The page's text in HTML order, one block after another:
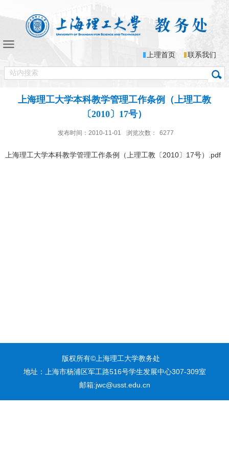
上理首页 联系我们
上海理工大学本科教学管理工作条例（上理工教
〔2010〕17号）
发布时间：2010-11-01 浏览次数： 6277
上海理工大学本科教学管理工作条例（上理工教〔2010〕17号）.pdf
版权所有©上海理工大学教务处
地址：上海市杨浦区军工路516号学生发展中心307-309室
邮箱:jwc@usst.edu.cn